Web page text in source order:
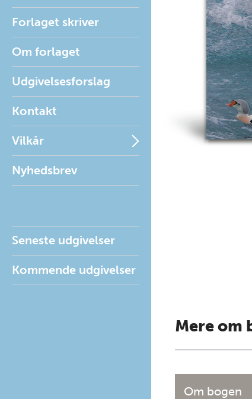
Forlaget skriver
Om forlaget
Udgivelsesforslag
Kontakt
Vilkår
Nyhedsbrev
Seneste udgivelser
Kommende udgivelser
Mere om
Om bogen